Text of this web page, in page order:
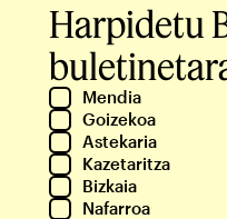
Harpidetu
Mendia
Goizekoa
Astekaria
Kazetaritza
Bizkaia
Nafarroa